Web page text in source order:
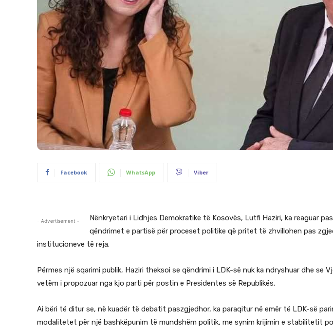
Facebook WhatsApp Viber
- Advertisement -
Nënkryetari i Lidhjes Demokratike të Kosovës, Lutfi Haziri, ka reaguar
qëndrimet e partisë për proceset politike që pritet të zhvillohen pas
institucioneve të reja.
Përmes një sqarimi publik, Haziri theksoi se qëndrimi i LDK-së nuk ka ndryshuar dhe se
vetëm i propozuar nga kjo parti për postin e Presidentes së Republikës.
Ai bëri të ditur se, në kuadër të debatit paszgjedhor, ka paraqitur në emër të LDK-së
modalitetet për një bashkëpunim të mundshëm politik, me synim krijimin e stabilitetit